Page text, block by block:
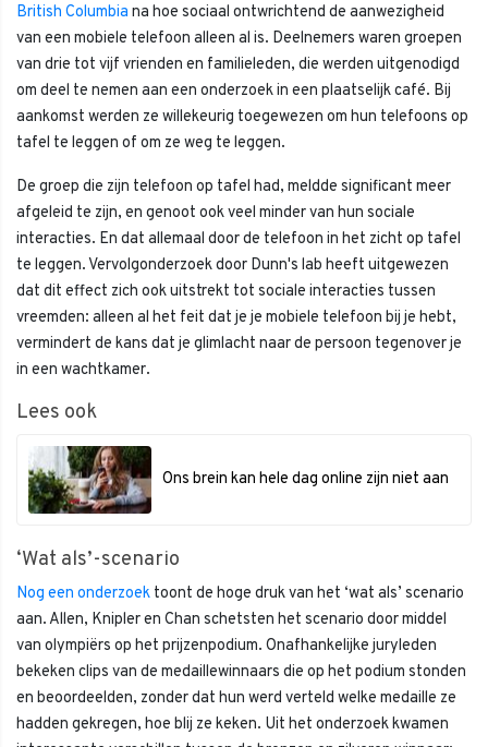
British Columbia na hoe sociaal ontwrichtend de aanwezigheid
van een mobiele telefoon alleen al is. Deelnemers waren groepen
van drie tot vijf vrienden en familieleden, die werden uitgenodigd
om deel te nemen aan een onderzoek in een plaatselijk café. Bij
aankomst werden ze willekeurig toegewezen om hun telefoons op
tafel te leggen of om ze weg te leggen.
De groep die zijn telefoon op tafel had, meldde significant meer
afgeleid te zijn, en genoot ook veel minder van hun sociale
interacties. En dat allemaal door de telefoon in het zicht op tafel
te leggen. Vervolgonderzoek door Dunn's lab heeft uitgewezen
dat dit effect zich ook uitstrekt tot sociale interacties tussen
vreemden: alleen al het feit dat je je mobiele telefoon bij je hebt,
vermindert de kans dat je glimlacht naar de persoon tegenover je
in een wachtkamer.
Lees ook
Ons brein kan hele dag online zijn niet aan
‘Wat als’-scenario
Nog een onderzoek toont de hoge druk van het ‘wat als’ scenario
aan. Allen, Knipler en Chan schetsten het scenario door middel
van olympiërs op het prijzenpodium. Onafhankelijke juryleden
bekeken clips van de medaillewinnaars die op het podium stonden
en beoordeelden, zonder dat hun werd verteld welke medaille ze
hadden gekregen, hoe blij ze keken. Uit het onderzoek kwamen